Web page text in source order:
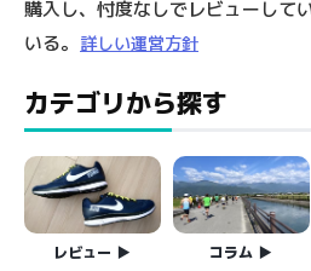
購入し、忖度なしでレビューして
いる。 詳しい運営方針
カテゴリから探す
レビュー コラム